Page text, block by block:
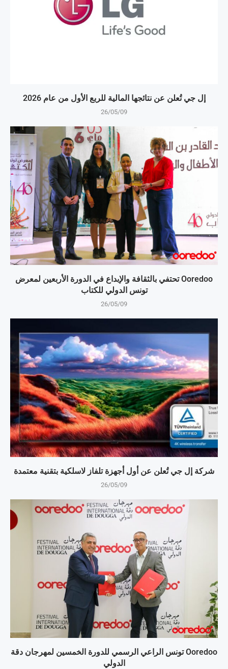
إل جي تُعلن عن نتائجها المالية للربع الأول من عام 2026
26/05/09
Ooredoo تحتفي بالثقافة والإبداع في الدورة الأربعين لمعرض
تونس الدولي للكتاب
26/05/09
شركة إل جي تُعلن عن أول أجهزة تلفاز لاسلكية بتقنية معتمدة
26/05/09
Ooredoo تونس الراعي الرسمي للدورة الخمسين لمهرجان دقة
الدولي